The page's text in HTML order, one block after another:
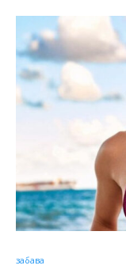
забава